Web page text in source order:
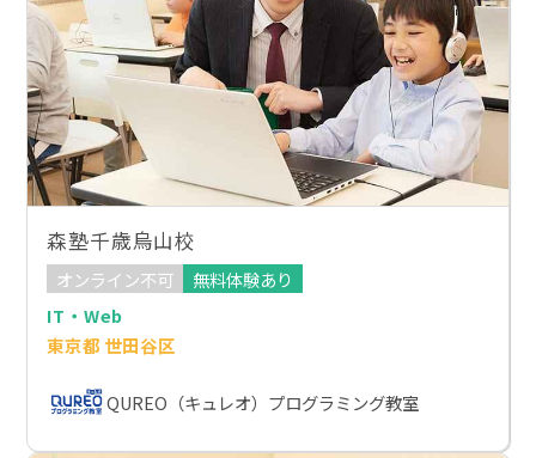
森塾千歳烏山校
オンライン不可
無料体験あり
IT・Web
東京都 世田谷区
QUREO（キュレオ）プログラミング教室